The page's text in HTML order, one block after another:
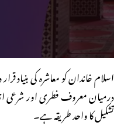
اسلام خاندان کو معاشرہ کی
درمیان معروف فطری اور شرعی
تشکیل کا واحد طریقہ ہے۔